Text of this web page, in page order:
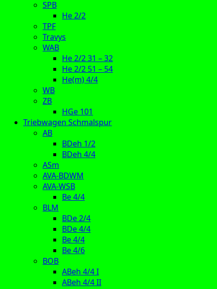
SPB
He 2/2
TPF
Travys
WAB
He 2/2 31 – 32
He 2/2 51 – 54
He(m) 4/4
WB
ZB
HGe 101
Triebwagen Schmalspur
AB
BDeh 1/2
BDeh 4/4
ASm
AVA-BDWM
AVA-WSB
Be 4/4
BLM
BDe 2/4
BDe 4/4
Be 4/4
Be 4/6
BOB
ABeh 4/4 I
ABeh 4/4 II